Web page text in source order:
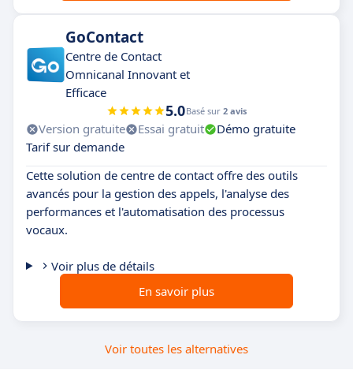
GoContact
Centre de Contact
Omnicanal Innovant et
Efficace
5.0Basé sur 2 avis
Version gratuite Essai gratuit
Démo gratuite
Tarif sur demande
Cette solution de centre de contact offre des outils
avancés pour la gestion des appels, l'analyse des
performances et l'automatisation des processus
vocaux.
Voir plus de détails
En savoir plus
Voir toutes les alternatives